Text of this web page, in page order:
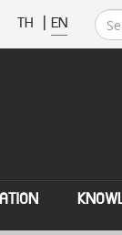
TH | EN